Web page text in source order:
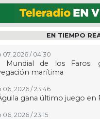
EN TIEMPO
07, 2026 / 04:30
Mundial de los Faros:
marítima
06, 2026 / 23:46
gana último juego en
06, 2026 / 23:15